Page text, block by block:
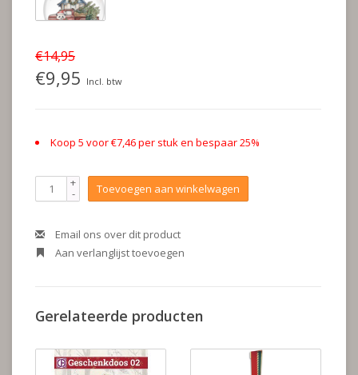
€14,95
€9,95 Incl. btw
Koop 5 voor €7,46 per stuk en bespaar 25%
+
- Toevoegen aan winkelwagen
Email ons over dit product
Aan verlanglijst toevoegen
Gerelateerde producten